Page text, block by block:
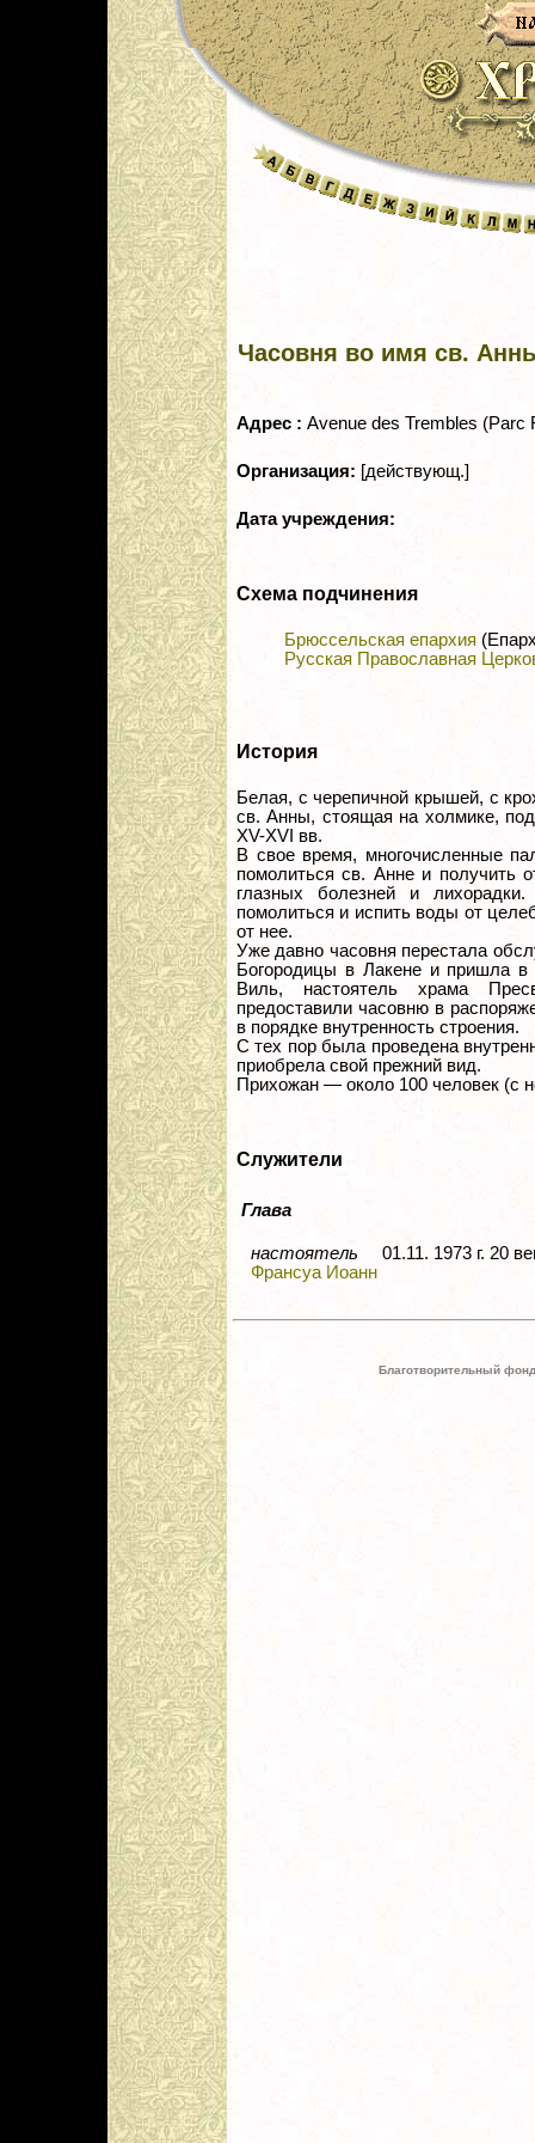
Часовня во имя св.
Адрес : Avenue des Trembles (Parc
Организация: [действующ.]
Дата учреждения:
Схема подчинения
Брюссельская епархия
Русская Православная
История
Белая, с черепичной крышей, с
св. Анны, стоящая на холмике,
XV-XVI вв.
В свое время, многочисленные
помолиться св. Анне и получить
глазных болезней и
помолиться и испить воды от
от нее.
Уже давно часовня перестала
Богородицы в Лакене и пришла в
Виль, настоятель храма
предоставили часовню в
в порядке внутренность строения.
С тех пор была проведена
приобрела свой прежний вид.
Прихожан — около 100 человек (с
Служители
Глава
настоятель
Франсуа Иоанн
01.11. 1973 г. 20
Благотворительный